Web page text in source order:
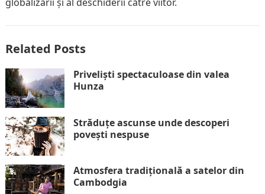
Related Posts
Priveliști spectaculoase din valea
Hunza
Străduțe ascunse unde descoperi
povești nespuse
Atmosfera tradițională a satelor din
Cambodgia